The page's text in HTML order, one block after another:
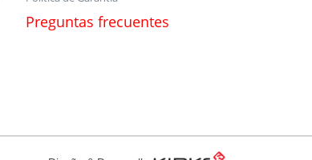
Preguntas frecuentes